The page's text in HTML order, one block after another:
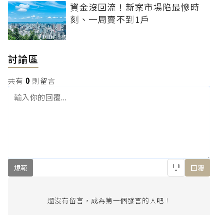
資金沒回流！新案市場陷最慘時
刻、一周賣不到1戶
討論區
共有 0 則留言
規範 回覆
還沒有留言，成為第一個發言的人吧！